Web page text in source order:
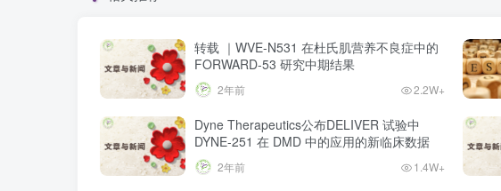
转载 ｜WVE-N531 在杜氏肌营养不良症中的
FORWARD-53 研究中期结果
2年前 2.2W+
Dyne Therapeutics公布DELIVER 试验中
DYNE-251 在 DMD 中的应用的新临床数据
2年前 1.4W+